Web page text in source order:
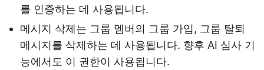
를 인증하는 데 사용됩니다.
메시지 삭제는 그룹 멤버의 그룹 가입, 그룹 탈퇴
메시지를 삭제하는 데 사용됩니다. 향후 AI 심사 기
능에서도 이 권한이 사용됩니다.